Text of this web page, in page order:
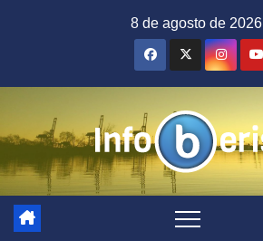
8 de agosto de 2026